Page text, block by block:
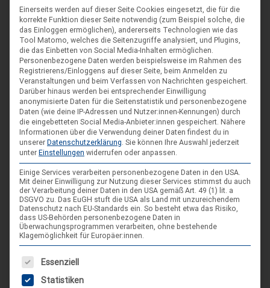
Landes-NAP 2026
4. Sep. 26
Hameln
04
Sep.
Spieleseminar - Werde zur Spielfigur“ -
Spiele im XXL-Format
4. Sep. 26
Suderburg
[alle Veranstaltungen]
AKTUELLE BEITRÄGE AUF INSTAGRAM
Einerseits werden auf dieser Seite Cookies eingesetzt, die für die
korrekte Funktion dieser Seite notwendig (zum Beispiel solche, die
das Einloggen ermöglichen), andererseits Technologien wie das
Tool Matomo, welches die Seitenzugriffe analysiert, und Plugins,
die das Einbetten von Social Media-Inhalten ermöglichen.
Personenbezogene Daten werden beispielsweise im Rahmen des
Registrierens/Einloggens auf dieser Seite, beim Anmelden zu
Veranstaltungen und beim Verfassen von Nachrichten gespeichert.
Darüber hinaus werden bei entsprechender Einwilligung
anonymisierte Daten für die Seitenstatistik und personenbezogene
Daten (wie deine IP-Adressen und Nutzer:innen-Kennungen) durch
die eingebetteten Social Media-Anbieter:innen gespeichert. Nähere
Informationen über die Verwendung deiner Daten findest du in
unserer Datenschutzerklärung. Sie können Ihre Auswahl jederzeit
unter Einstellungen widerrufen oder anpassen.
Einige Services verarbeiten personenbezogene Daten in den USA.
Mit deiner Einwilligung zur Nutzung dieser Services stimmst du auch
der Verarbeitung deiner Daten in den USA gemäß Art. 49 (1) lit. a
DSGVO zu. Das EuGH stuft die USA als Land mit unzureichendem
Datenschutz nach EU-Standards ein. So besteht etwa das Risiko,
dass US-Behörden personenbezogene Daten in
Überwachungsprogrammen verarbeiten, ohne bestehende
Klagemöglichkeit für Europäer:innen.
Es folgt eine Liste der Service-Gruppen, für die eine
Essenziell
Statistiken